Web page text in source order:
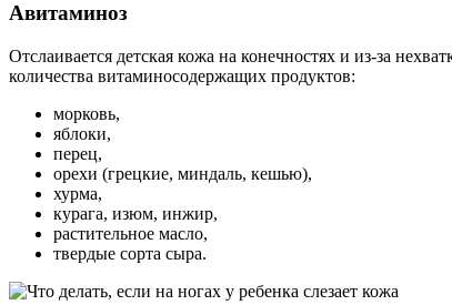
Авитаминоз
Отслаивается детская кожа на конечностях и из-за
количества витаминосодержащих продуктов:
морковь,
яблоки,
перец,
орехи (грецкие, миндаль, кешью),
хурма,
курага, изюм, инжир,
растительное масло,
твердые сорта сыра.